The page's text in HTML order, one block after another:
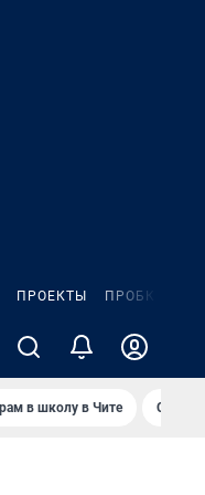
ПРОЕКТЫ ПРОБКИ
в школу в Чите